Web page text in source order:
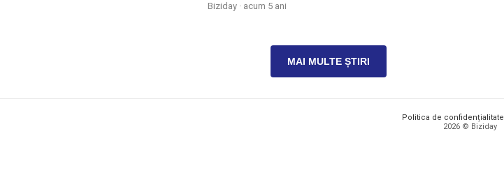
Biziday · acum 5 ani
MAI MULTE ȘTIRI
Politica de confidențialitate
2026 © Biziday